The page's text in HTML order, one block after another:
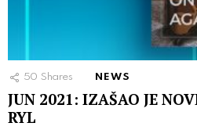
50 Shares NEWS
JUN 2021: IZAŠAO JE
RYL